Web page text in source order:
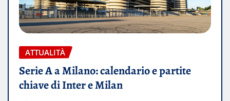
ATTUALITÀ
Serie A a Milano: calendario e partite
chiave di Inter e Milan